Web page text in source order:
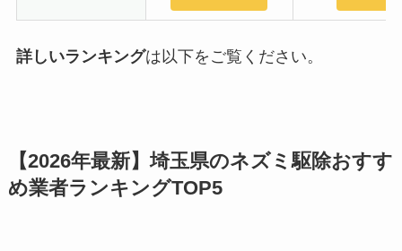
詳しいランキングは以下をご覧ください。
【2026年最新】埼玉県のネズミ駆除おすす
め業者ランキングTOP5